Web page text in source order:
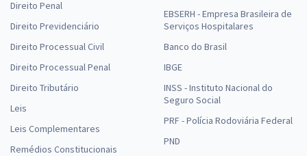
Direito Penal
Direito Previdenciário
Direito Processual Civil
Direito Processual Penal
Direito Tributário
Leis
Leis Complementares
Remédios Constitucionais
EBSERH - Empresa Brasileira de
Serviços Hospitalares
Banco do Brasil
IBGE
INSS - Instituto Nacional do
Seguro Social
PRF - Polícia Rodoviária Federal
PND